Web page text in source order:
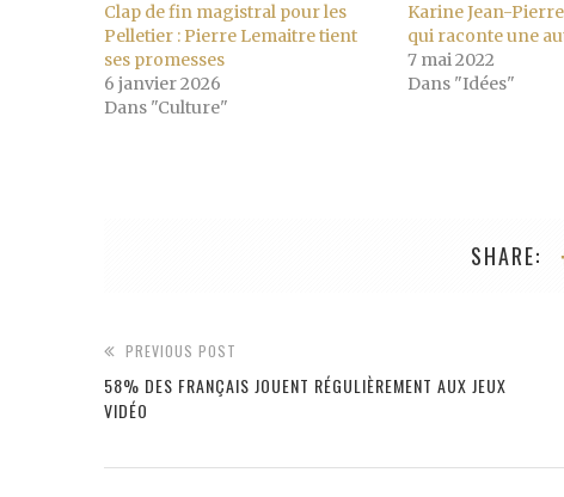
Clap de fin magistral pour les
Pelletier : Pierre Lemaitre tient
ses promesses
6 janvier 2026
Dans "Culture"
Karine Jean-
qui raconte une
7 mai 2022
Dans "Idées"
SHARE:
PREVIOUS POST
58% DES FRANÇAIS JOUENT RÉGULIÈREMENT AUX JEUX
VIDÉO